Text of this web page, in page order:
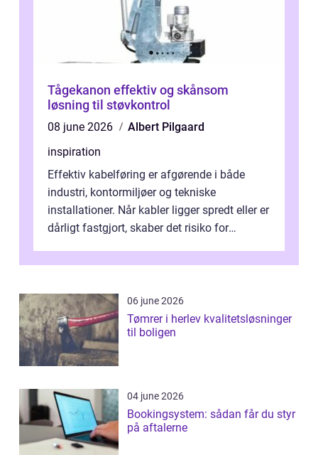
Tågekanon effektiv og skånsom
løsning til støvkontrol
08 june 2026
Albert Pilgaard
inspiration
Effektiv kabelføring er afgørende i både
industri, kontormiljøer og tekniske
installationer. Når kabler ligger spredt eller er
dårligt fastgjort, skaber det risiko for
06 june 2026
Tømrer i herlev kvalitetsløsninger
til boligen
04 june 2026
Bookingsystem: sådan får du styr
på aftalerne